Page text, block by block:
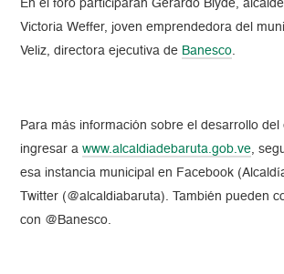
En el foro participarán Gerardo Blyde,
Victoria Weffer, joven emprendedora del
Veliz, directora ejecutiva de Banesco.
Para más información sobre el desarrollo del
ingresar awww.alcaldiadebaruta.gob.ve,
esa instancia municipal en Facebook
Twitter (@alcaldiabaruta). También pueden
con @Banesco.